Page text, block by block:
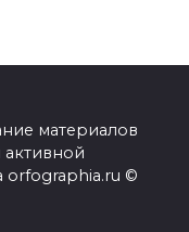
материалов
активной
orfographia.ru ©